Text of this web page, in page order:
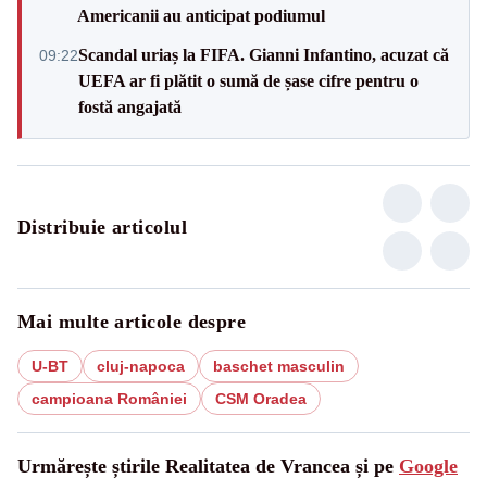
Americanii au anticipat podiumul
09:22Scandal uriaș la FIFA. Gianni Infantino, acuzat că
UEFA ar fi plătit o sumă de șase cifre pentru o
fostă angajată
Distribuie articolul
Mai multe articole despre
U-BT cluj-napoca
baschet masculin
campioana României
CSM Oradea
Urmărește știrile Realitatea de Vrancea și pe Google